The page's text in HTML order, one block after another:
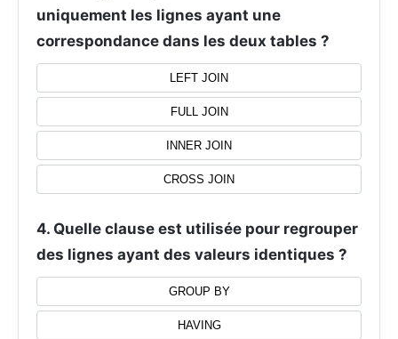
uniquement les lignes ayant une
correspondance dans les deux tables ?
LEFT JOIN
FULL JOIN
INNER JOIN
CROSS JOIN
4. Quelle clause est utilisée pour regrouper
des lignes ayant des valeurs identiques ?
GROUP BY
HAVING